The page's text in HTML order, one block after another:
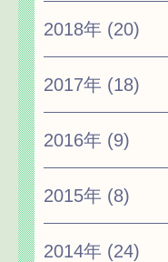
2018年 (20)
2017年 (18)
2016年 (9)
2015年 (8)
2014年 (24)